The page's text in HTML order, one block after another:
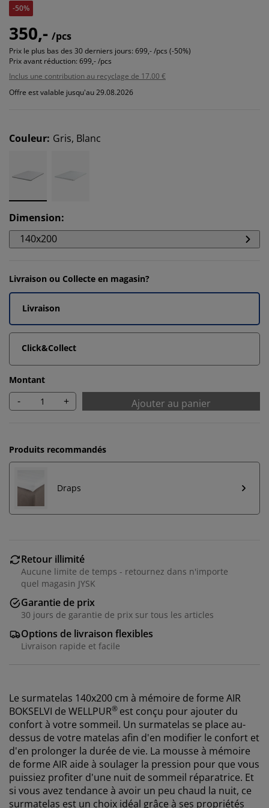
-50%
350,- /pcs
Prix le plus bas des 30 derniers jours: 699,- /pcs (-50%)
Prix avant réduction: 699,- /pcs
Inclus une contribution au recyclage de 17.00 €
Offre est valable jusqu'au 29.08.2026
Couleur: Gris, Blanc
Dimension:
140x200
Livraison ou Collecte en magasin?
Livraison
Click&Collect
Montant
- + Ajouter au panier
Produits recommandés
Draps
Retour illimité
Aucune limite de temps - retournez dans n'importe
quel magasin JYSK
Garantie de prix
30 jours de garantie de prix sur tous les articles
Options de livraison flexibles
Livraison rapide et facile
Le surmatelas 140x200 cm à mémoire de forme AIR
BOKSELVI de WELLPUR® est conçu pour ajouter du
confort à votre sommeil. Un surmatelas se place au-
dessus de votre matelas afin d'en modifier le confort et
d'en prolonger la durée de vie. La mousse à mémoire
de forme AIR aide à soulager la pression pour que vous
puissiez profiter d'une nuit de sommeil réparatrice. Et
si vous avez tendance à avoir un peu chaud la nuit, ce
surmatelas est un choix idéal grâce à ses propriétés